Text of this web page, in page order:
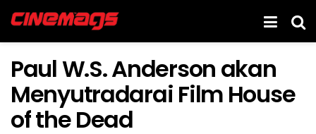
Paul W.S. Anderson akan
Menyutradarai Film House
of the Dead